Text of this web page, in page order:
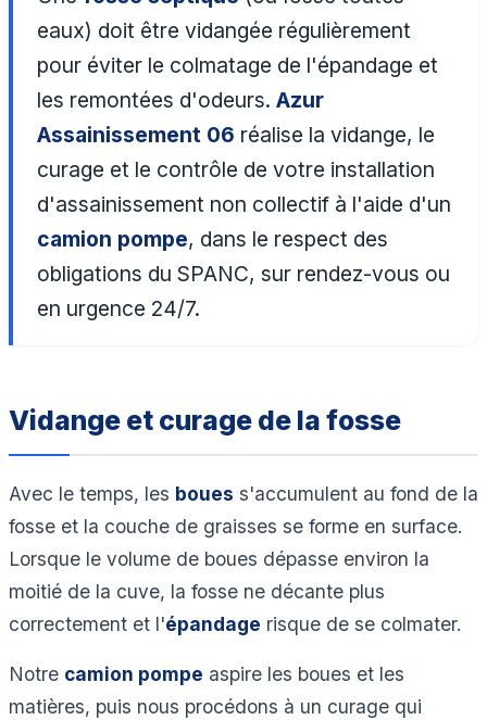
eaux) doit être vidangée régulièrement
pour éviter le colmatage de l'épandage et
les remontées d'odeurs.Azur
Assainissement 06 réalise la vidange, le
curage et le contrôle de votre installation
d'assainissement non collectif à l'aide d'un
camion pompe, dans le respect des
obligations du SPANC, sur rendez-vous ou
en urgence 24/7.
Vidange et curage de la fosse
Avec le temps, les boues s'accumulent au fond de la
fosse et la couche de graisses se forme en surface.
Lorsque le volume de boues dépasse environ la
moitié de la cuve, la fosse ne décante plus
correctement et l'épandage risque de se colmater.
Notre camion pompe aspire les boues et les
matières, puis nous procédons à un curage qui